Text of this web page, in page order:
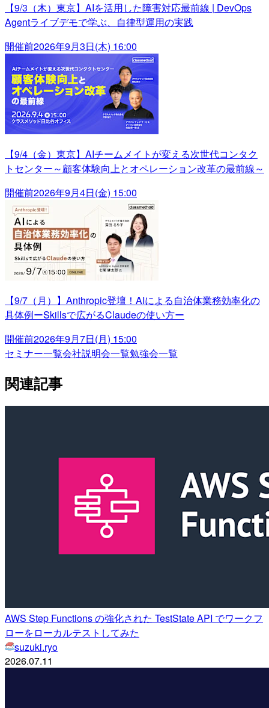
【9/3（木）東京】AIを活用した障害対応最前線 | DevOps
Agentライブデモで学ぶ、自律型運用の実践
開催前2026年9月3日(木) 16:00
【9/4（金）東京】AIチームメイトが変える次世代コンタク
トセンター～顧客体験向上とオペレーション改革の最前線～
開催前2026年9月4日(金) 15:00
【9/7（月）】Anthropic登壇！AIによる自治体業務効率化の
具体例ーSkillsで広がるClaudeの使い方ー
開催前2026年9月7日(月) 15:00
セミナー一覧会社説明会一覧勉強会一覧
関連記事
AWS Step Functions の強化された TestState API でワークフ
ローをローカルテストしてみた
suzuki.ryo
2026.07.11